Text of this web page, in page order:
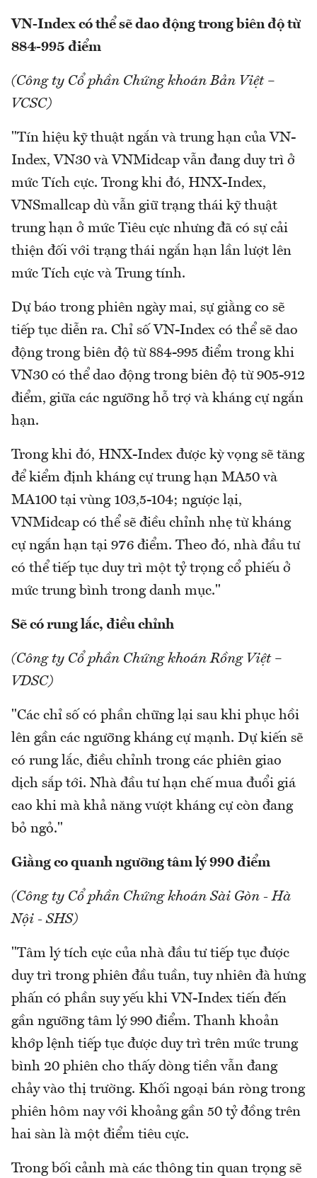
VN-Index có thể sẽ dao động trong biên độ từ
884-995 điểm
(Công ty Cổ phần Chứng khoán Bản Việt –
VCSC)
"Tín hiệu kỹ thuật ngắn và trung hạn của VN-
Index, VN30 và VNMidcap vẫn đang duy trì ở
mức Tích cực. Trong khi đó, HNX-Index,
VNSmallcap dù vẫn giữ trạng thái kỹ thuật
trung hạn ở mức Tiêu cực nhưng đã có sự cải
thiện đối với trạng thái ngắn hạn lần lượt lên
mức Tích cực và Trung tính.
Dự báo trong phiên ngày mai, sự giằng co sẽ
tiếp tục diễn ra. Chỉ số VN-Index có thể sẽ dao
động trong biên độ từ 884-995 điểm trong khi
VN30 có thể dao động trong biên độ từ 905-912
điểm, giữa các ngưỡng hỗ trợ và kháng cự ngắn
hạn.
Trong khi đó, HNX-Index được kỳ vọng sẽ tăng
để kiểm định kháng cự trung hạn MA50 và
MA100 tại vùng 103,5-104; ngược lại,
VNMidcap có thể sẽ điều chỉnh nhẹ từ kháng
cự ngắn hạn tại 976 điểm. Theo đó, nhà đầu tư
có thể tiếp tục duy trì một tỷ trọng cổ phiếu ở
mức trung bình trong danh mục."
Sẽ có rung lắc, điều chỉnh
(Công ty Cổ phần Chứng khoán Rồng Việt –
VDSC)
"Các chỉ số có phần chững lại sau khi phục hồi
lên gần các ngưỡng kháng cự mạnh. Dự kiến sẽ
có rung lắc, điều chỉnh trong các phiên giao
dịch sắp tới. Nhà đầu tư hạn chế mua đuổi giá
cao khi mà khả năng vượt kháng cự còn đang
bỏ ngỏ."
Giằng co quanh ngưỡng tâm lý 990 điểm
(Công ty Cổ phần Chứng khoán Sài Gòn - Hà
Nội - SHS)
"Tâm lý tích cực của nhà đầu tư tiếp tục được
duy trì trong phiên đầu tuần, tuy nhiên đà hưng
phấn có phần suy yếu khi VN-Index tiến đến
gần ngưỡng tâm lý 990 điểm. Thanh khoản
khớp lệnh tiếp tục được duy trì trên mức trung
bình 20 phiên cho thấy dòng tiền vẫn đang
chảy vào thị trường. Khối ngoại bán ròng trong
phiên hôm nay với khoảng gần 50 tỷ đồng trên
hai sàn là một điểm tiêu cực.
Trong bối cảnh mà các thông tin quan trọng sẽ